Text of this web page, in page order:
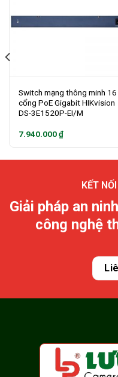
Switch mạng thông minh 16
cổng PoE Gigabit HIKvision
DS-3E1520P-EI/M
7.940.000₫
KẾT
Giải pháp an
công nghệ